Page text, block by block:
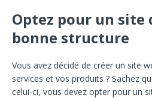
Optez pour un site
bonne structure
Vous avez décidé de créer un site
services et vos produits ? Sachez
celui-ci, vous devez opter pour un